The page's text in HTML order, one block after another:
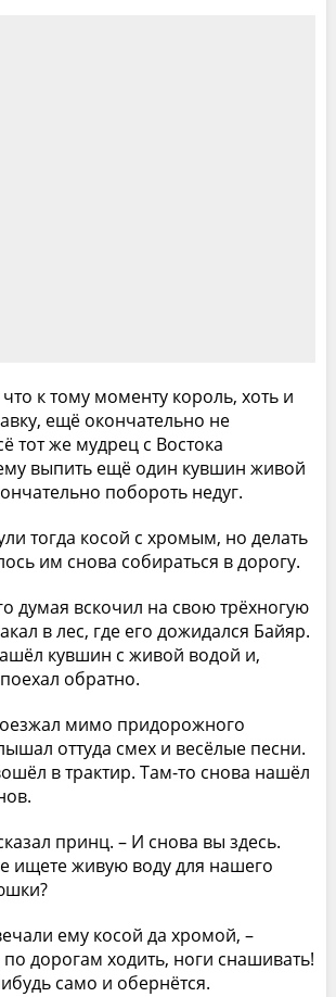
к тому моменту король, хоть и
ещё окончательно не
тот же мудрец с Востока
выпить ещё один кувшин живой
побороть недуг.
тогда косой с хромым, но делать
им снова собираться в дорогу.
думая вскочил на свою трёхногую
в лес, где его дожидался Байяр.
кувшин с живой водой и,
обратно.
мимо придорожного
оттуда смех и весёлые песни.
в трактир. Там-то снова нашёл
принц. – И снова вы здесь.
ищете живую воду для нашего
ему косой да хромой, –
дорогам ходить, ноги снашивать!
само и обернётся.